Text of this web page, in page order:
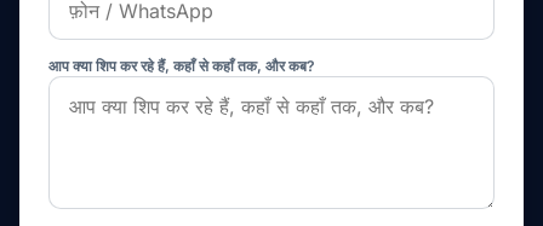
आप क्या शिप कर रहे हैं, कहाँ से कहाँ तक, और कब?